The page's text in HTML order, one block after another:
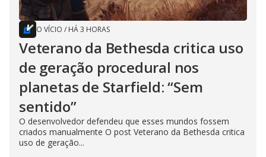
O VÍCIO / HÁ 3 HORAS
Veterano da Bethesda critica uso
de geração procedural nos
planetas de Starfield: “Sem
sentido”
O desenvolvedor defendeu que esses mundos fossem
criados manualmente O post Veterano da Bethesda critica
uso de geração...